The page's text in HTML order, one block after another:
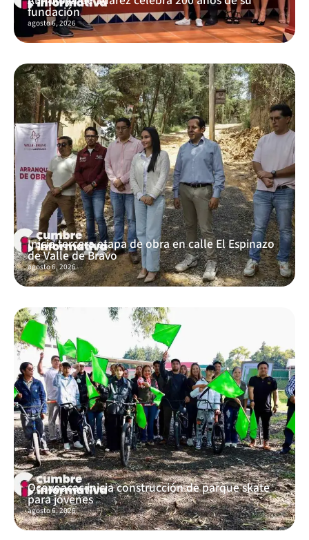
fundación
agosto 6, 2026
Inicia tercera etapa de obra en calle El Espinazo
de Valle de Bravo
agosto 6, 2026
Ocoyoacac inicia construcción de parque skate
para jóvenes
agosto 6, 2026